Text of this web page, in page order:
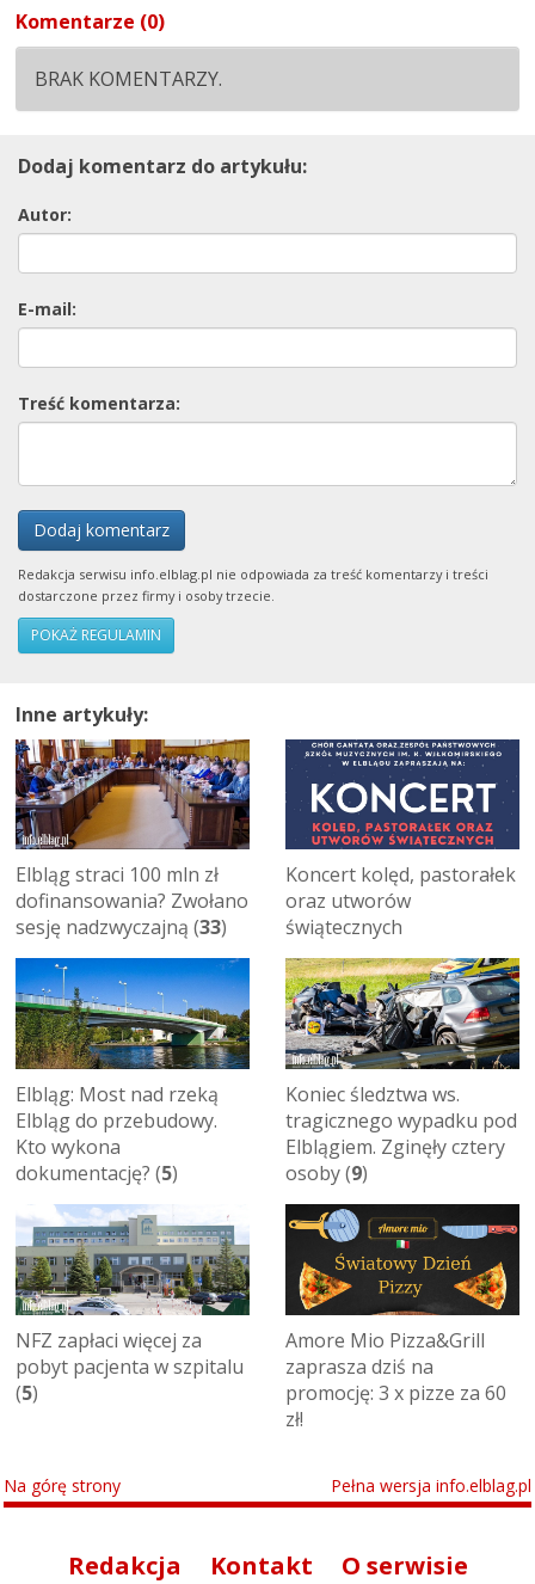
Komentarze (0)
BRAK KOMENTARZY.
Dodaj komentarz do artykułu:
Autor:
E-mail:
Treść komentarza:
Dodaj komentarz
Redakcja serwisu info.elblag.pl nie odpowiada za treść komentarzy i treści
dostarczone przez firmy i osoby trzecie.
POKAŻ REGULAMIN
Inne artykuły:
Elbląg straci 100 mln zł
dofinansowania? Zwołano
sesję nadzwyczajną (33)
Koncert kolęd, pastorałek
oraz utworów
świątecznych
Elbląg: Most nad rzeką
Elbląg do przebudowy.
Kto wykona
dokumentację? (5)
Koniec śledztwa ws.
tragicznego wypadku pod
Elblągiem. Zginęły cztery
osoby (9)
NFZ zapłaci więcej za
pobyt pacjenta w szpitalu
(5)
Amore Mio Pizza&Grill
zaprasza dziś na
promocję: 3 x pizze za 60
zł!
Na górę strony Pełna wersja info.elblag.pl
Redakcja Kontakt O serwisie